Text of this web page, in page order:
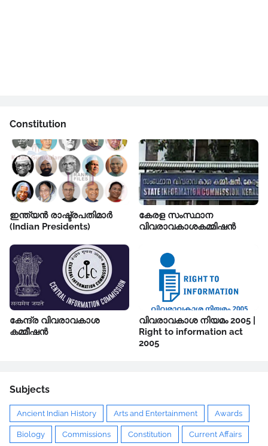
Constitution
ഇന്ത്യൻ രാഷ്ട്രപതിമാർ
(Indian Presidents)
കേരള സംസ്ഥാന
വിവരാവകാശകമ്മിഷൻ
കേന്ദ്ര വിവരാവകാശ
കമ്മീഷൻ
വിവരാവകാശ നിയമം 2005 |
Right to information act
2005
Subjects
Ancient Indian History Arts and Entertainment Awards
Biology Commissions Constitution Current Affairs